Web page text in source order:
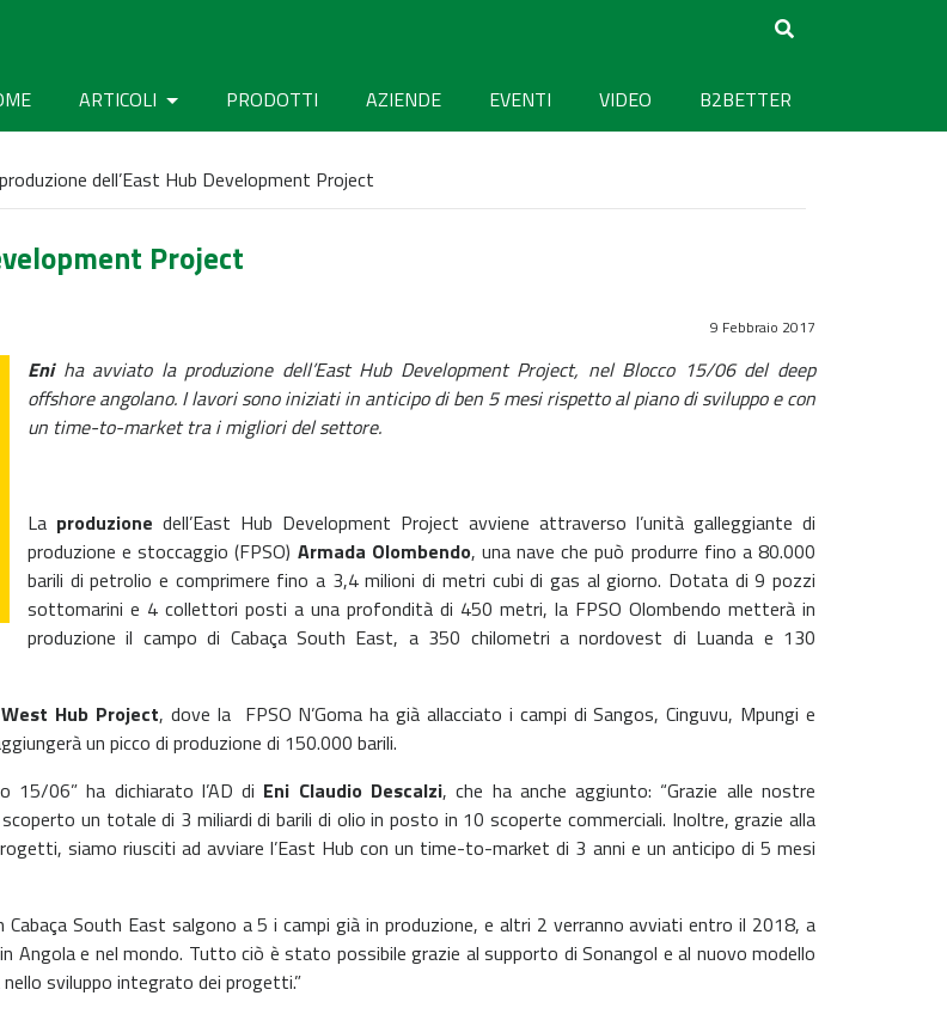
ARTICOLI PRODOTTI AZIENDE EVENTI VIDEO B2BETTER
dell’East Hub Development Project
Project
9 Febbraio 2017
Eniha avviato la produzione dell’East Hub Development Project, nel Blocco 15/06 del deep
offshore angolano. I lavori sono iniziati in anticipo di ben 5 mesi rispetto al piano di sviluppo e con
un time-to-market tra i migliori del settore.
La produzione dell’East Hub Development Project avviene attraverso l’unità galleggiante di
produzione e stoccaggio (FPSO) Armada Olombendo, una nave che può produrre fino a 80.000
barili di petrolio e comprimere fino a 3,4 milioni di metri cubi di gas al giorno. Dotata di 9 pozzi
sottomarini e 4 collettori posti a una profondità di 450 metri, la FPSO Olombendo metterà in
produzione il campo di Cabaça South East, a 350 chilometri a nordovest di Luanda e 130
West Hub Project, dove la FPSO N’Goma ha già allacciato i campi di Sangos, Cinguvu, Mpungi e
un picco di produzione di 150.000 barili.
15/06” ha dichiarato l’AD di Eni Claudio Descalzi, che ha anche aggiunto: “Grazie alle nostre
un totale di 3 miliardi di barili di olio in posto in 10 scoperte commerciali. Inoltre, grazie alla
siamo riusciti ad avviare l’East Hub con un time-to-market di 3 anni e un anticipo di 5 mesi
Cabaça South East salgono a 5 i campi già in produzione, e altri 2 verranno avviati entro il 2018, a
Angola e nel mondo. Tutto ciò è stato possibile grazie al supporto di Sonangol e al nuovo modello
sviluppo integrato dei progetti.”